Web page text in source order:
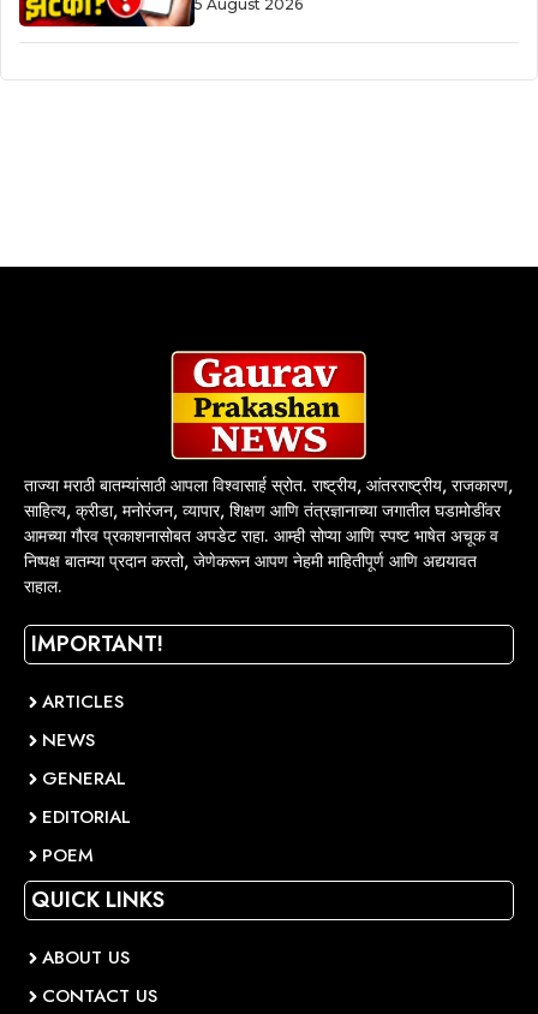
5 August 2026
ताज्या मराठी बातम्यांसाठी आपला विश्वासार्ह स्रोत. राष्ट्रीय, आंतरराष्ट्रीय, राजकारण,
साहित्य, क्रीडा, मनोरंजन, व्यापार, शिक्षण आणि तंत्रज्ञानाच्या जगातील घडामोडींवर
आमच्या गौरव प्रकाशनासोबत अपडेट राहा. आम्ही सोप्या आणि स्पष्ट भाषेत अचूक व
निष्पक्ष बातम्या प्रदान करतो, जेणेकरून आपण नेहमी माहितीपूर्ण आणि अद्ययावत
राहाल.
IMPORTANT!
ARTICLES
NEWS
GENERAL
EDITORIAL
POEM
QUICK LINKS
ABOUT US
CONTACT US